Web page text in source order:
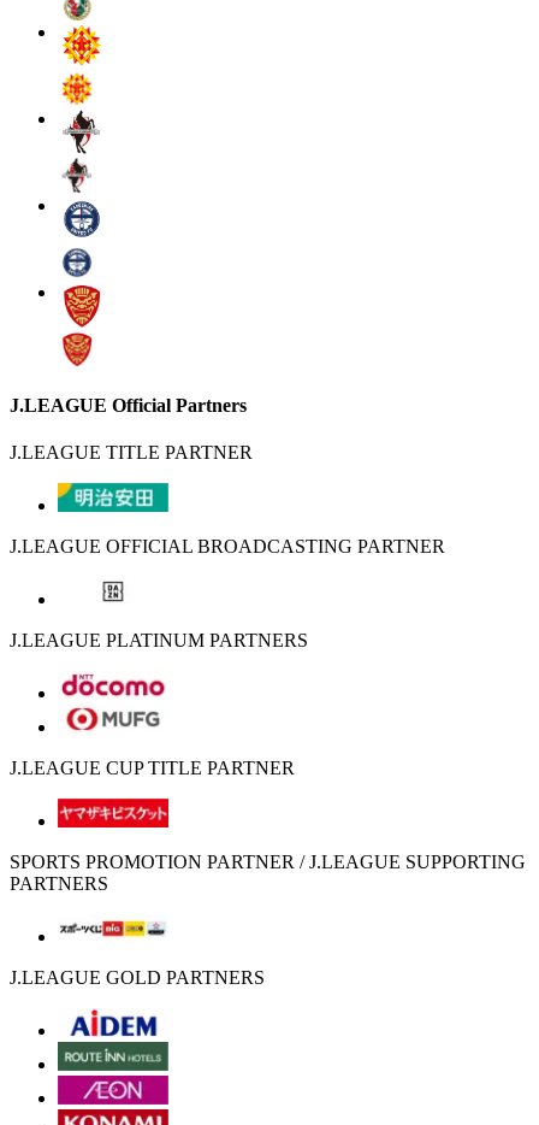
J.LEAGUE Official Partners
J.LEAGUE TITLE PARTNER
J.LEAGUE OFFICIAL BROADCASTING PARTNER
J.LEAGUE PLATINUM PARTNERS
J.LEAGUE CUP TITLE PARTNER
SPORTS PROMOTION PARTNER / J.LEAGUE SUPPORTING
PARTNERS
J.LEAGUE GOLD PARTNERS